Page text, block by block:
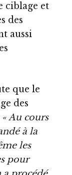
ciblage et
des
aussi
que le
des
« Au cours
à la
les
pour